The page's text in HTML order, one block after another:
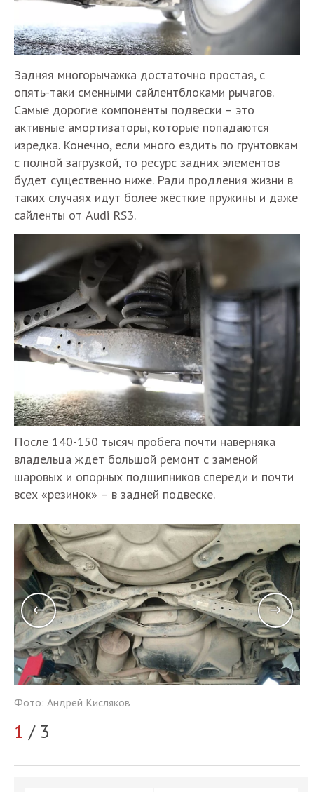
Задняя многорычажка достаточно простая, с
опять-таки сменными сайлентблоками рычагов.
Самые дорогие компоненты подвески – это
активные амортизаторы, которые попадаются
изредка. Конечно, если много ездить по грунтовкам
с полной загрузкой, то ресурс задних элементов
будет существенно ниже. Ради продления жизни в
таких случаях идут более жёсткие пружины и даже
сайленты от Audi RS3.
После 140-150 тысяч пробега почти наверняка
владельца ждет большой ремонт с заменой
шаровых и опорных подшипников спереди и почти
всех «резинок» – в задней подвеске.
Фото: Андрей Кисляков
1 / 3